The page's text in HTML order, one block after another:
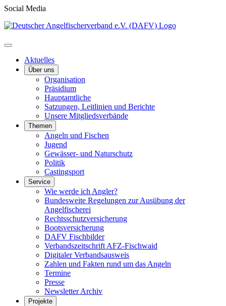
Social Media
Aktuelles
Über uns
Organisation
Präsidium
Hauptamtliche
Satzungen, Leitlinien und Berichte
Unsere Mitgliedsverbände
Themen
Angeln und Fischen
Jugend
Gewässer- und Naturschutz
Politik
Castingsport
Service
Wie werde ich Angler?
Bundesweite Regelungen zur Ausübung der
Angelfischerei
Rechtsschutzversicherung
Bootsversicherung
DAFV Fischbilder
Verbandszeitschrift AFZ-Fischwaid
Digitaler Verbandsausweis
Zahlen und Fakten rund um das Angeln
Termine
Presse
Newsletter Archiv
Projekte